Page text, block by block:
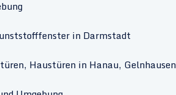
in Darmstadt
Haustüren in Hanau, Gelnhausen